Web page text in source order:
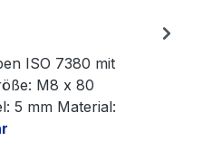
ISO 7380 mit
M8 x 80
5 mm Material: